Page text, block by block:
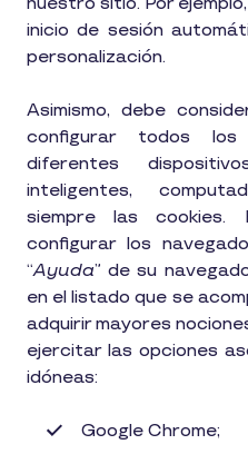
inicio de sesión
personalización.
Asimismo, debe
configurar todos
diferentes
inteligentes,
siempre las
configurar los
“Ayuda” de su
en el listado que se
adquirir mayores
ejercitar las opciones
idóneas:
Google Chrome;